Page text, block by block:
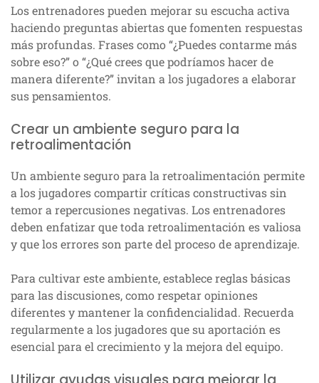
Los entrenadores pueden mejorar su escucha activa
haciendo preguntas abiertas que fomenten respuestas
más profundas. Frases como “¿Puedes contarme más
sobre eso?” o “¿Qué crees que podríamos hacer de
manera diferente?” invitan a los jugadores a elaborar
sus pensamientos.
Crear un ambiente seguro para la
retroalimentación
Un ambiente seguro para la retroalimentación permite
a los jugadores compartir críticas constructivas sin
temor a repercusiones negativas. Los entrenadores
deben enfatizar que toda retroalimentación es valiosa
y que los errores son parte del proceso de aprendizaje.
Para cultivar este ambiente, establece reglas básicas
para las discusiones, como respetar opiniones
diferentes y mantener la confidencialidad. Recuerda
regularmente a los jugadores que su aportación es
esencial para el crecimiento y la mejora del equipo.